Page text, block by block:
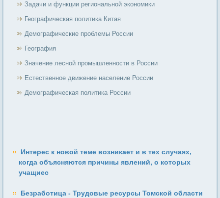
Задачи и функции региональной экономики
Географическая политика Китая
Демографические проблемы России
География
Значение лесной промышленности в России
Естественное движение население России
Демографическая политика России
Интерес к новой теме возникает и в тех случаях,
когда объясняются причины явлений, о которых
учащиес
Безработица - Трудовые ресурсы Томской области